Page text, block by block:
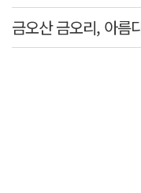
금오산 금오리, 아름